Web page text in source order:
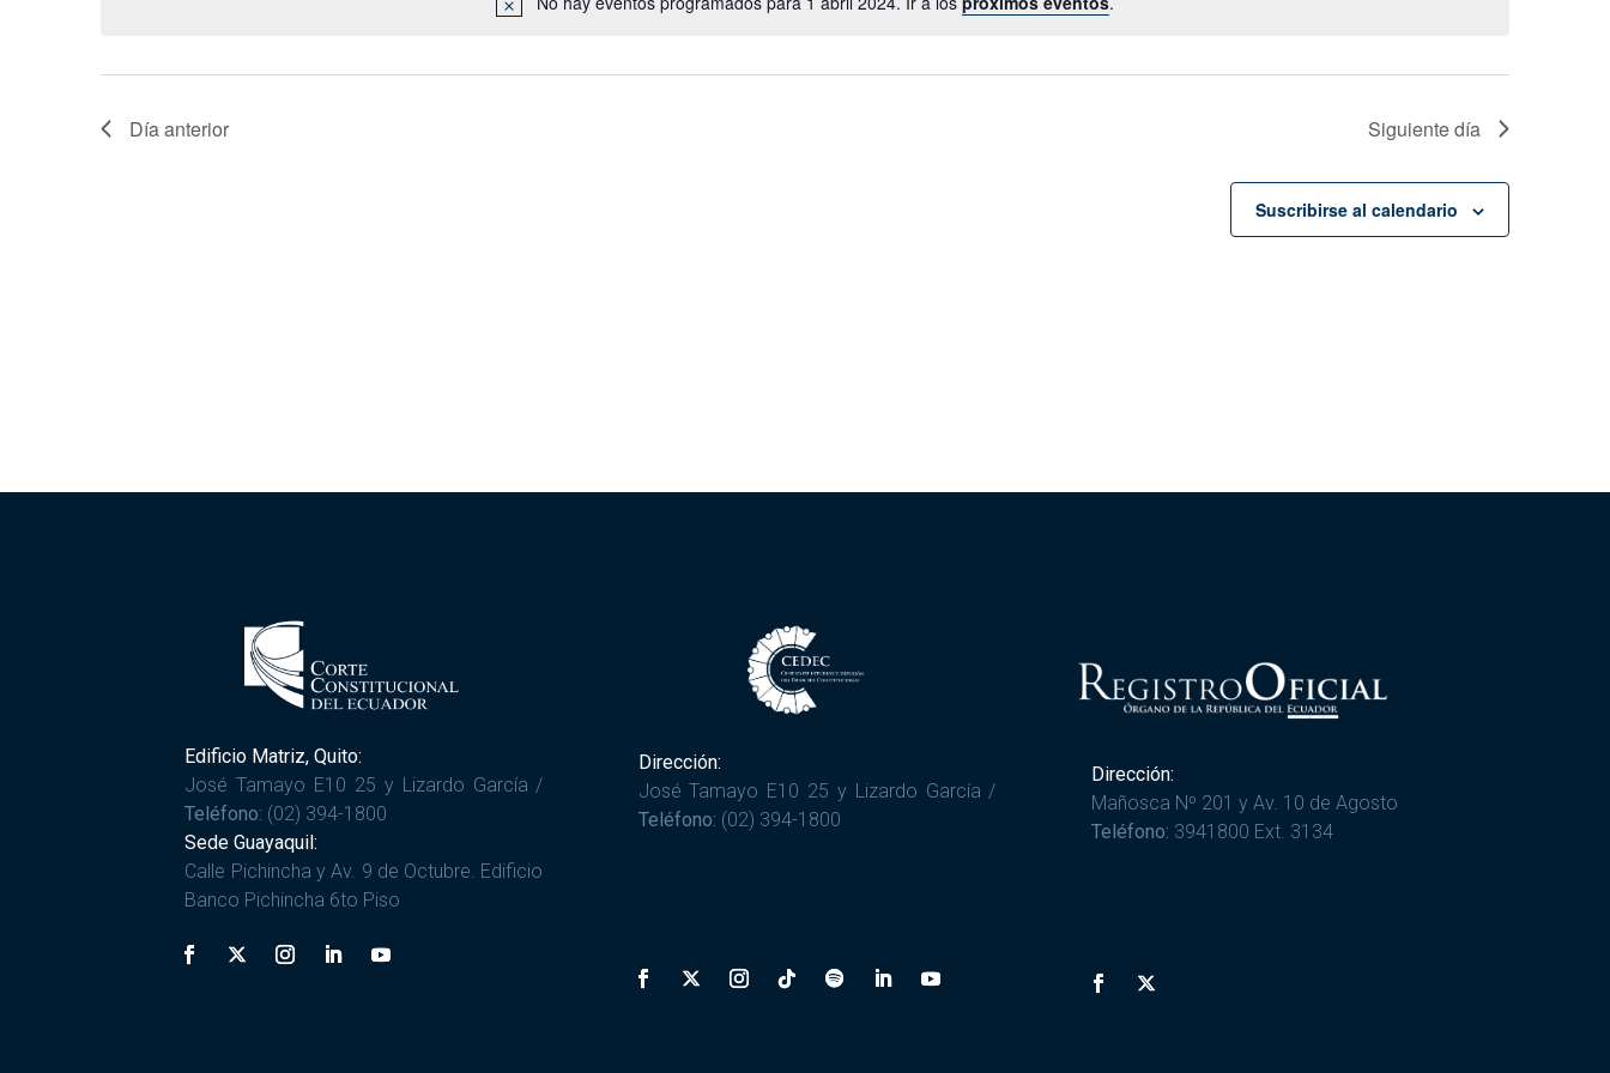
Eventos
Día anterior Siguiente día
Suscribirse al calendario
Edificio Matriz, Quito:
José Tamayo E10 25 y Lizardo García /
Teléfono: (02) 394-1800
Sede Guayaquil:
Calle Pichincha y Av. 9 de Octubre. Edificio
Banco Pichincha 6to Piso
Dirección:
José Tamayo E10 25 y Lizardo García /
Teléfono: (02) 394-1800
Dirección:
Mañosca Nº 201 y Av. 10 de Agosto
Teléfono: 3941800 Ext. 3134